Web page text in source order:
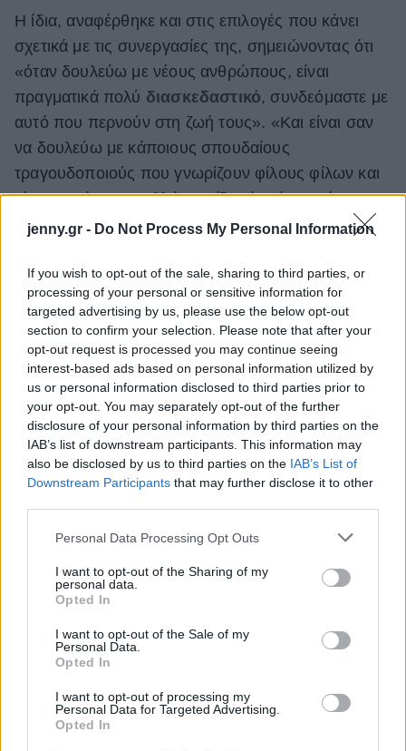
jenny.gr - Do Not Process My Personal Information
If you wish to opt-out of the sale, sharing to third parties, or
processing of your personal or sensitive information for
targeted advertising by us, please use the below opt-out
section to confirm your selection. Please note that after your
opt-out request is processed you may continue seeing
interest-based ads based on personal information utilized by
us or personal information disclosed to third parties prior to
your opt-out. You may separately opt-out of the further
disclosure of your personal information by third parties on the
IAB’s list of downstream participants. This information may
also be disclosed by us to third parties on the IAB’s List of
Downstream Participants that may further disclose it to other
Please note that this website/app uses one or more Google
not limited to your visit or usage behaviour. You may click to
grant or deny consent to Google and its third-party tags to
use your data for below specified purposes in below Google
consent section.
Personal Data Processing Opt Outs
I want to opt-out of the Sharing of my
personal data.
Opted In
I want to opt-out of the Sale of my
Personal Data.
Opted In
I want to opt-out of processing my
Personal Data for Targeted Advertising.
Opted In
Η ίδια, αναφέρθηκε και στις επιλογές που κάνει
σχετικά με τις συνεργασίες της, σημειώνοντας ότι
«όταν δουλεύω με νέους ανθρώπους, είναι
πραγματικά πολύ διασκεδαστικό, συνδεόμαστε με
αυτό που περνούν στη ζωή τους». «Και είναι σαν
να δουλεύω με κάποιους σπουδαίους
τραγουδοποιούς που γνωρίζουν φίλους φίλων και
τέτοια πράγματα. Αλλά, νομίζω, ότι είναι επίσης
σημαντικό να μείνω με τη βασική μουομάδα,
σπάσουν τον κώδικα μαζί μου. Είναι αυτοί που
μπορούν πραγματικά να με βοηθήσουν να εξηγήσω
αυτό που θέλω να πω».